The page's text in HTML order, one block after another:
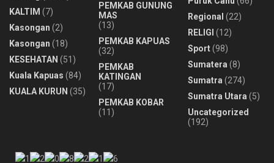
KALTIM (7)
Kasongan (2)
Kasongan (18)
KESEHATAN (51)
Kuala Kapuas (84)
KUALA KURUN (35)
PEMKAB GUNUNG
MAS
(13)
PEMKAB KAPUAS
(32)
PEMKAB
KATINGAN
(17)
PEMKAB KOBAR
(11)
Regional (22)
RELIGI (12)
Sport(98)
Sumatera (8)
Sumatra (274)
Sumatra Utara (5)
Uncategorized
(192)